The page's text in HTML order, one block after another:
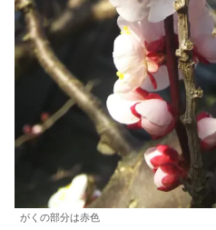
がくの部分は赤色